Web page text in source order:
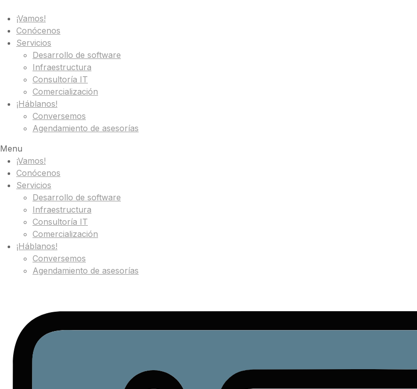
¡Vamos!
Conócenos
Servicios
Desarrollo de software
Infraestructura
Consultoría IT
Comercialización
¡Háblanos!
Conversemos
Agendamiento de asesorías
Menu
¡Vamos!
Conócenos
Servicios
Desarrollo de software
Infraestructura
Consultoría IT
Comercialización
¡Háblanos!
Conversemos
Agendamiento de asesorías